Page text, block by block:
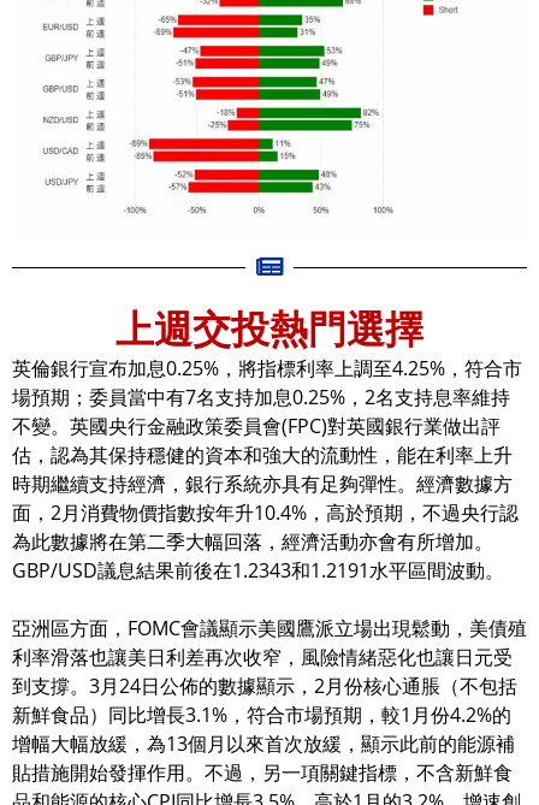
上週交投熱門選擇
英倫銀行宣布加息0.25%，將指標利率上調至4.25%，符合市
場預期；委員當中有7名支持加息0.25%，2名支持息率維持
不變。英國央行金融政策委員會(FPC)對英國銀行業做出評
估，認為其保持穩健的資本和強大的流動性，能在利率上升
時期繼續支持經濟，銀行系統亦具有足夠彈性。經濟數據方
面，2月消費物價指數按年升10.4%，高於預期，不過央行認
為此數據將在第二季大幅回落，經濟活動亦會有所增加。
GBP/USD議息結果前後在1.2343和1.2191水平區間波動。
亞洲區方面，FOMC會議顯示美國鷹派立場出現鬆動，美債殖
利率滑落也讓美日利差再次收窄，風險情緒惡化也讓日元受
到支撐。3月24日公佈的數據顯示，2月份核心通脹（不包括
新鮮食品）同比增長3.1%，符合市場預期，較1月份4.2%的
增幅大幅放緩，為13個月以來首次放緩，顯示此前的能源補
貼措施開始發揮作用。不過，另一項關鍵指標，不含新鮮食